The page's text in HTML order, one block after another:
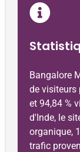
Bangalore
de visiteurs
et 94,84 %
d'Inde, le
organique,
trafic